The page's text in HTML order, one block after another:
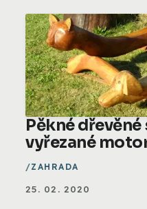
Pěkné
vyřezané
ZAHRADA
25. 02. 2020